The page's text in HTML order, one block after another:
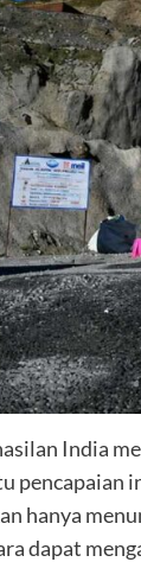
India
pencapaian
hanya
dapat